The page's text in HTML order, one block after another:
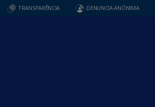
TRANSPARÊNCIA DENUNCIA ANÔNIMA